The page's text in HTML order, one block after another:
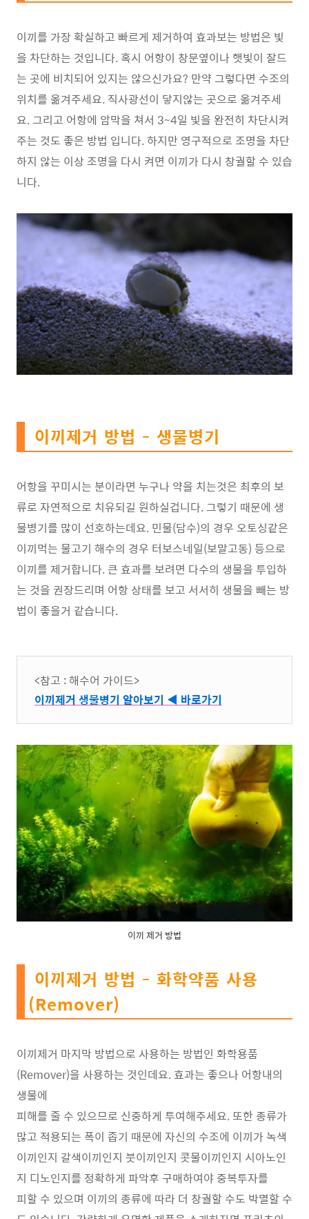
이끼를 가장 확실하고 빠르게 제거하여 효과보는 방법은 빛
을 차단하는 것입니다. 혹시 어항이 창문옆이나 햇빛이 잘드
는 곳에 비치되어 있지는 않으신가요? 만약 그렇다면 수조의
위치를 옮겨주세요. 직사광선이 닿지않는 곳으로 옮겨주세
요. 그리고 어항에 암막을 쳐서 3~4일 빛을 완전히 차단시켜
주는 것도 좋은 방법 입니다. 하지만 영구적으로 조명을 차단
하지 않는 이상 조명을 다시 켜면 이끼가 다시 창궐할 수 있습
니다.
이끼제거 방법 - 생물병기
어항을 꾸미시는 분이라면 누구나 약을 치는것은 최후의 보
류로 자연적으로 치유되길 원하실겁니다. 그렇기 때문에 생
물병기를 많이 선호하는데요. 민물(담수)의 경우 오토싱같은
이끼먹는 물고기 해수의 경우 터보스네일(보말고동) 등으로
이끼를 제거합니다. 큰 효과를 보려면 다수의 생물을 투입하
는 것을 권장드리며 어항 상태를 보고 서서히 생물을 빼는 방
법이 좋을거 같습니다.
<참고 : 해수어 가이드>
이끼제거 생물병기 알아보기 ◀ 바로가기
이끼 제거 방법
이끼제거 방법 - 화학약품 사용
(Remover)
이끼제거 마지막 방법으로 사용하는 방법인 화학용품
(Remover)을 사용하는 것인데요. 효과는 좋으나 어항내의
생물에
피해를 줄 수 있으므로 신중하게 투여해주세요. 또한 종류가
많고 적용되는 폭이 좁기 때문에 자신의 수조에 이끼가 녹색
이끼인지 갈색이끼인지 붓이끼인지 콧물이끼인지 시아노인
지 디노인지를 정확하게 파악후 구매하여야 중복투자를
피할 수 있으며 이끼의 종류에 따라 더 창궐할 수도 박멸할 수